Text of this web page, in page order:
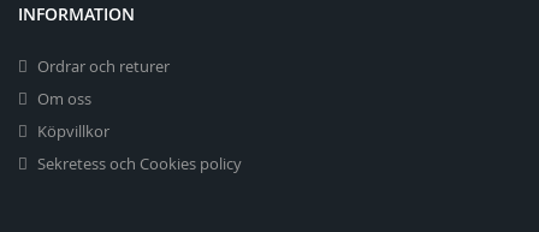
INFORMATION
Ordrar och returer
Om oss
Köpvillkor
Sekretess och Cookies policy